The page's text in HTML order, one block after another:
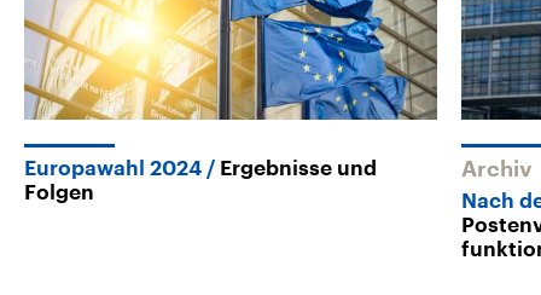
Europawahl 2024
Ergebnisse und
Folgen
Archiv
Nach